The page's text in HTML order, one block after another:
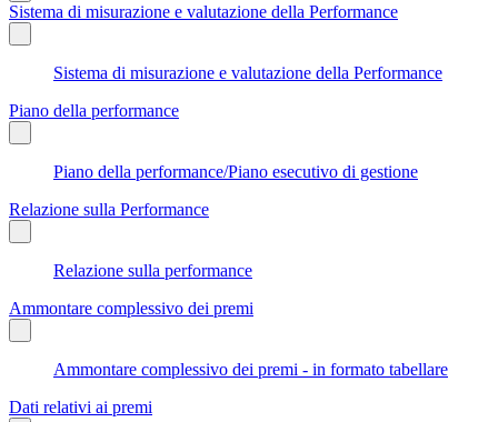
Sistema di misurazione e valutazione della Performance
Sistema di misurazione e valutazione della Performance
Piano della performance
Piano della performance/Piano esecutivo di gestione
Relazione sulla Performance
Relazione sulla performance
Ammontare complessivo dei premi
Ammontare complessivo dei premi - in formato tabellare
Dati relativi ai premi